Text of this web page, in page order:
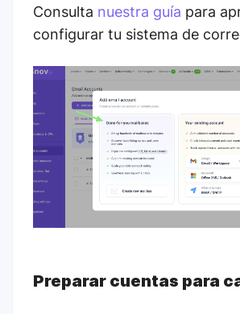
Consulta nuestra guía para
configurar tu sistema de
Preparar cuentas para